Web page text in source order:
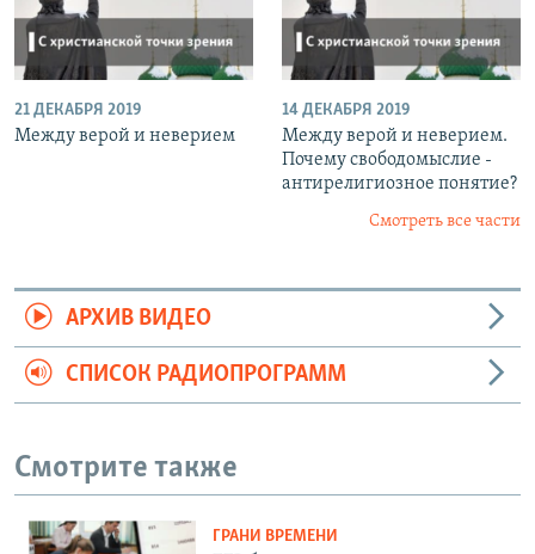
21 ДЕКАБРЯ 2019
Между верой и неверием
14 ДЕКАБРЯ 2019
Между верой и неверием.
Почему свободомыслие -
антирелигиозное понятие?
Смотреть все части
АРХИВ ВИДЕО
СПИСОК РАДИОПРОГРАММ
Смотрите также
ГРАНИ ВРЕМЕНИ